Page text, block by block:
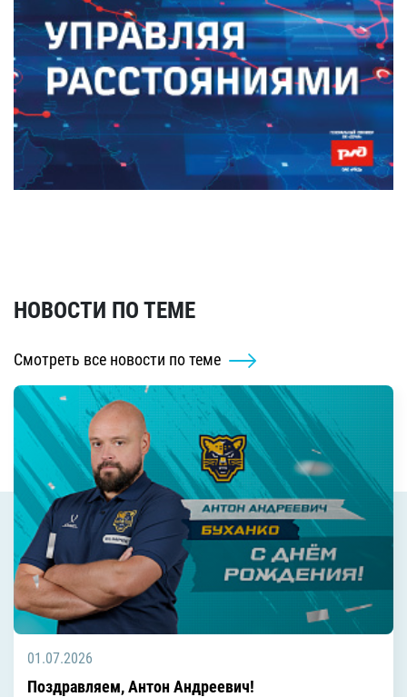
НОВОСТИ ПО ТЕМЕ
Смотреть все новости по теме
01.07.2026
Поздравляем, Антон Андреевич!